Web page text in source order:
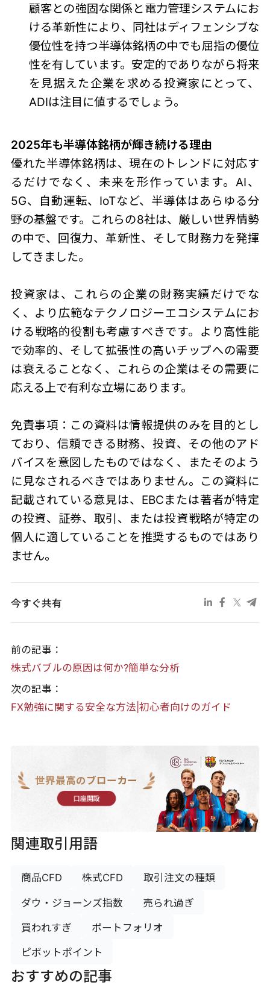
顧客との強固な関係と電力管理システムにお
ける革新性により、同社はディフェンシブな
優位性を持つ半導体銘柄の中でも屈指の優位
性を有しています。安定的でありながら将来
を見据えた企業を求める投資家にとって、
ADIは注目に値するでしょう。
2025年も半導体銘柄が輝き続ける理由
優れた半導体銘柄は、現在のトレンドに対応す
るだけでなく、未来を形作っています。AI、
5G、自動運転、IoTなど、半導体はあらゆる分
野の基盤です。これらの8社は、厳しい世界情勢
の中で、回復力、革新性、そして財務力を発揮
してきました。
投資家は、これらの企業の財務実績だけでな
く、より広範なテクノロジーエコシステムにお
ける戦略的役割も考慮すべきです。より高性能
で効率的、そして拡張性の高いチップへの需要
は衰えることなく、これらの企業はその需要に
応える上で有利な立場にあります。
免責事項：この資料は情報提供のみを目的とし
ており、信頼できる財務、投資、その他のアド
バイスを意図したものではなく、またそのよう
に見なされるべきではありません。この資料に
記載されている意見は、EBCまたは著者が特定
の投資、証券、取引、または投資戦略が特定の
個人に適していることを推奨するものではあり
ません。
今すぐ共有
前の記事：
株式バブルの原因は何か?簡単な分析
次の記事：
FX勉強に関する安全な方法|初心者向けのガイド
世界最高のブローカー
口座開設
関連取引用語
商品CFD 株式CFD 取引注文の種類
ダウ・ジョーンズ指数 売られ過ぎ
買われすぎ ポートフォリオ
ピボットポイント
おすすめの記事